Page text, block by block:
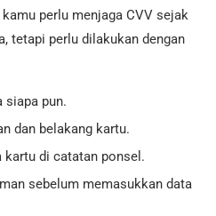
perlu menjaga CVV sejak
tetapi perlu dilakukan dengan
siapa pun.
dan belakang kartu.
kartu di catatan ponsel.
sebelum memasukkan data